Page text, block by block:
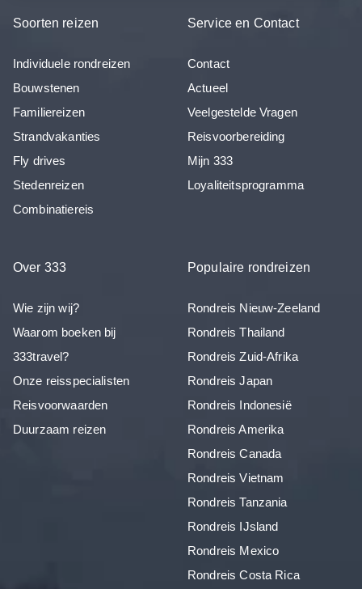
Soorten reizen
Individuele rondreizen
Bouwstenen
Familiereizen
Strandvakanties
Fly drives
Stedenreizen
Combinatiereis
Service en Contact
Contact
Actueel
Veelgestelde Vragen
Reisvoorbereiding
Mijn 333
Loyaliteitsprogramma
Over 333
Wie zijn wij?
Waarom boeken bij
333travel?
Onze reisspecialisten
Reisvoorwaarden
Duurzaam reizen
Populaire rondreizen
Rondreis Nieuw-Zeeland
Rondreis Thailand
Rondreis Zuid-Afrika
Rondreis Japan
Rondreis Indonesië
Rondreis Amerika
Rondreis Canada
Rondreis Vietnam
Rondreis Tanzania
Rondreis IJsland
Rondreis Mexico
Rondreis Costa Rica